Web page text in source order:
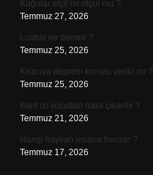
Kuğular etçil mi otçul mu ?
Temmuz 27, 2026
Lustral ne demek ?
Temmuz 25, 2026
Kiracıya deprem konutu verilir mi ?
Temmuz 25, 2026
Bant izi vücuttan nasıl çıkarılır ?
Temmuz 21, 2026
Hangi hayvan insana benzer ?
Temmuz 17, 2026